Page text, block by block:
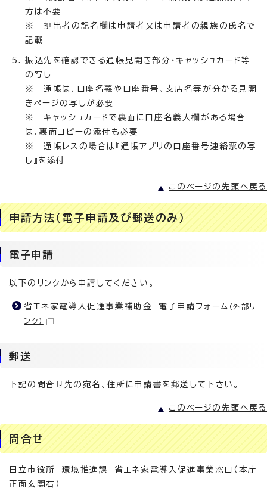
方は不要
※ 排出者の記名欄は申請者又は申請者の親族の氏名で
記載
振込先を確認できる通帳見開き部分・キャッシュカード等
の写し
※ 通帳は、口座名義や口座番号、支店名等が分かる見開
きページの写しが必要
※ キャッシュカードで裏面に口座名義人欄がある場合
は、裏面コピーの添付も必要
※ 通帳レスの場合は『通帳アプリの口座番号連絡票の写
し』を添付
このページの先頭へ戻る
申請方法（電子申請及び郵送のみ）
電子申請
以下のリンクから申請してください。
省エネ家電導入促進事業補助金 電子申請フォーム （外部リ
ンク）
郵送
下記の問合せ先の宛名、住所に申請書を郵送して下さい。
このページの先頭へ戻る
問合せ
日立市役所 環境推進課 省エネ家電導入促進事業窓口（本庁
正面玄関右）